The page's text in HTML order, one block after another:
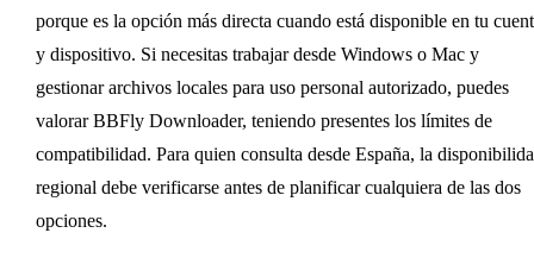
porque es la opción más directa cuando está disponible en tu
y dispositivo. Si necesitas trabajar desde Windows o Mac y
gestionar archivos locales para uso personal autorizado, puedes
valorar BBFly Downloader, teniendo presentes los límites de
compatibilidad. Para quien consulta desde España, la
regional debe verificarse antes de planificar cualquiera de las dos
opciones.